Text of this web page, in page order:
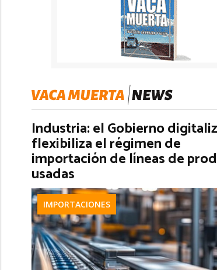
Industria: el Gobierno
flexibiliza el régimen de
importación de líneas de
usadas
IMPORTACIONES